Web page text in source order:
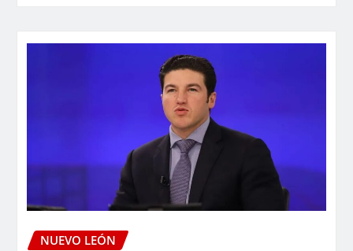
NUEVO LEÓN